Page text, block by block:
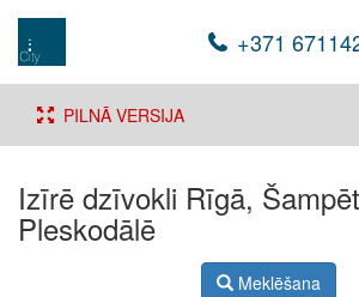
+371
PILNĀ VERSIJA
Izīrē dzīvokli Rīgā,
Pleskodālē
Meklēšana